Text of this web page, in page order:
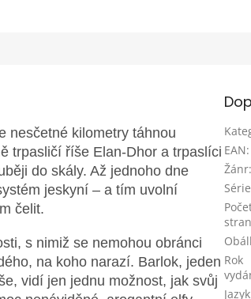
nesčetné kilometry táhnou
trpasličí říše Elan-Dhor a trpaslíci
do skály. Až jednoho dne
jeskyní – a tím uvolní
čelit.
s nimiž se nemohou obránci
na koho narazí. Barlok, jeden
vidí jen jednu možnost, jak svůj
EAN:
Žánr:
Série
stran
Rok
Jazyk